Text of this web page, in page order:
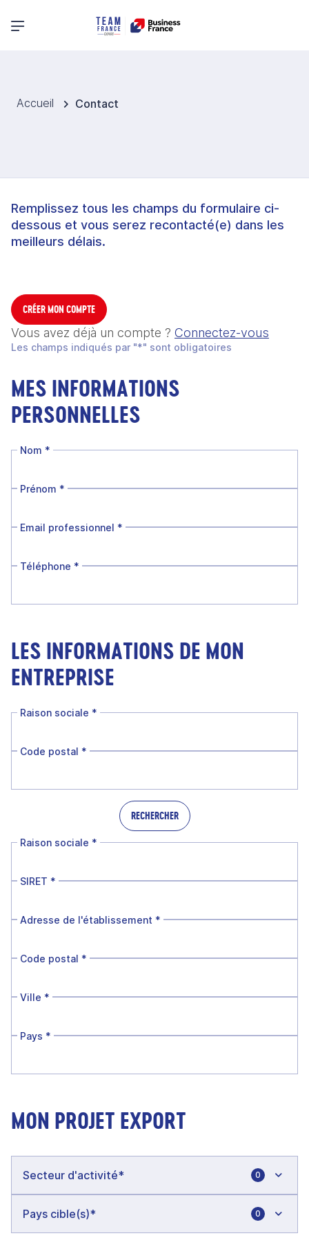
Menu principal
Accueil Contact
Remplissez tous les champs du formulaire ci-
dessous et vous serez recontacté(e) dans les
meilleurs délais.
CRÉER MON COMPTE
Vous avez déjà un compte ? Connectez-vous
Les champs indiqués par "*" sont obligatoires
MES INFORMATIONS
PERSONNELLES
Nom *
Prénom *
Email professionnel *
Téléphone *
LES INFORMATIONS DE MON
ENTREPRISE
Raison sociale *
Code postal *
RECHERCHER
Raison sociale *
SIRET *
Adresse de l'établissement *
Code postal *
Ville *
Pays *
MON PROJET EXPORT
0
0